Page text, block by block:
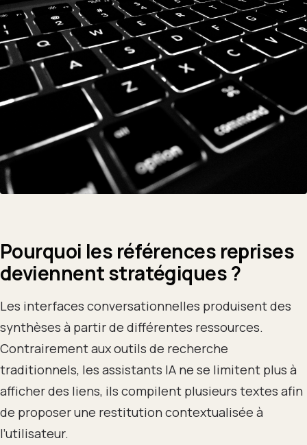
Pourquoi les références reprises
deviennent stratégiques ?
Les interfaces conversationnelles produisent des
synthèses à partir de différentes ressources.
Contrairement aux outils de recherche
traditionnels, les assistants IA ne se limitent plus à
afficher des liens, ils compilent plusieurs textes afin
de proposer une restitution contextualisée à
l’utilisateur.